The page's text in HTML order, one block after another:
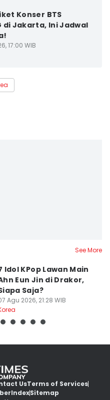
Konser BTS
di Jakarta, Ini Jadwal
17:00 WIB
See More
Idol KPop Lawan Main
Eun Jin di Drakor,
Saja?
Agu 2026, 21:28 WIB
UsTerms of Services
IndexSitemap